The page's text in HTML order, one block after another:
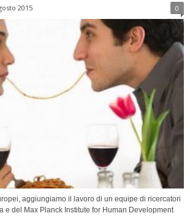
2015 0
aggiungiamo il lavoro di un equipe di ricercatori
e del Max Planck Institute for Human Development